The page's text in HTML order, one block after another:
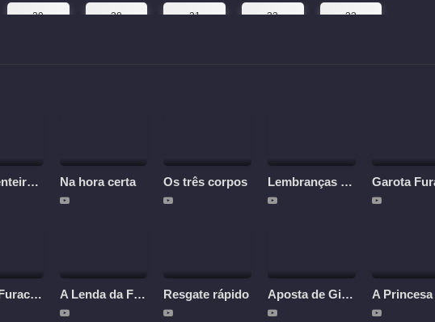
29 30 31 32 33
Casamenteiros Modernos Na hora certa Os três corpos Lembranças de amor
Garota Furacão 2 A Lenda da Fênix Resgate rápido Aposta de Gigantes